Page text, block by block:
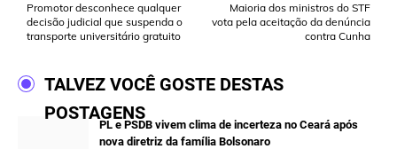
Maioria dos ministros do STF
vota pela aceitação da denúncia
contra Cunha
Promotor desconhece qualquer
decisão judicial que suspenda o
transporte universitário gratuito
TALVEZ VOCÊ GOSTE DESTAS
POSTAGENS
PL e PSDB vivem clima de incerteza no Ceará após
nova diretriz da família Bolsonaro